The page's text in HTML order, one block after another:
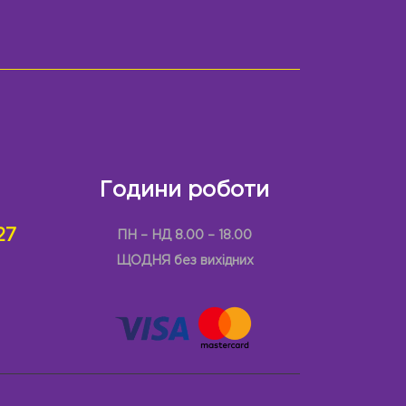
Години роботи
ПН – НД 8.00 – 18.00
ЩОДНЯ без вихідних